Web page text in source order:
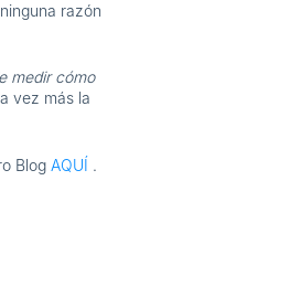
razón
medir cómo
vez más la
Blog AQUÍ .